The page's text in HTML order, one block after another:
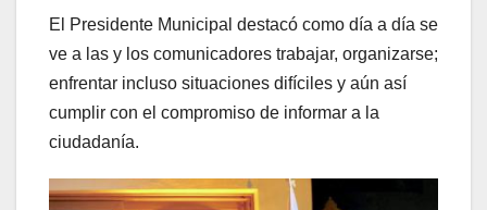
El Presidente Municipal destacó como día a día se
ve a las y los comunicadores trabajar, organizarse;
enfrentar incluso situaciones difíciles y aún así
cumplir con el compromiso de informar a la
ciudadanía.